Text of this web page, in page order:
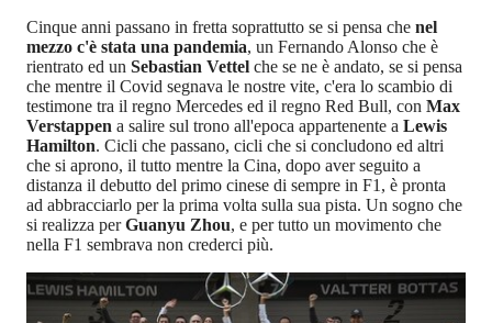
Cinque anni passano in fretta soprattutto se si pensa che nel
mezzo c'è stata una pandemia, un Fernando Alonso che è
rientrato ed un Sebastian Vettel che se ne è andato, se si pensa
che mentre il Covid segnava le nostre vite, c'era lo scambio di
testimone tra il regno Mercedes ed il regno Red Bull, con Max
Verstappen a salire sul trono all'epoca appartenente a Lewis
Hamilton. Cicli che passano, cicli che si concludono ed altri
che si aprono, il tutto mentre la Cina, dopo aver seguito a
distanza il debutto del primo cinese di sempre in F1, è pronta
ad abbracciarlo per la prima volta sulla sua pista. Un sogno che
si realizza perGuanyu Zhou, e per tutto un movimento che
nella F1 sembrava non crederci più.